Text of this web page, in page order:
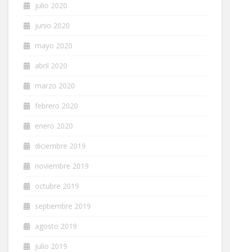
julio 2020
junio 2020
mayo 2020
abril 2020
marzo 2020
febrero 2020
enero 2020
diciembre 2019
noviembre 2019
octubre 2019
septiembre 2019
agosto 2019
julio 2019